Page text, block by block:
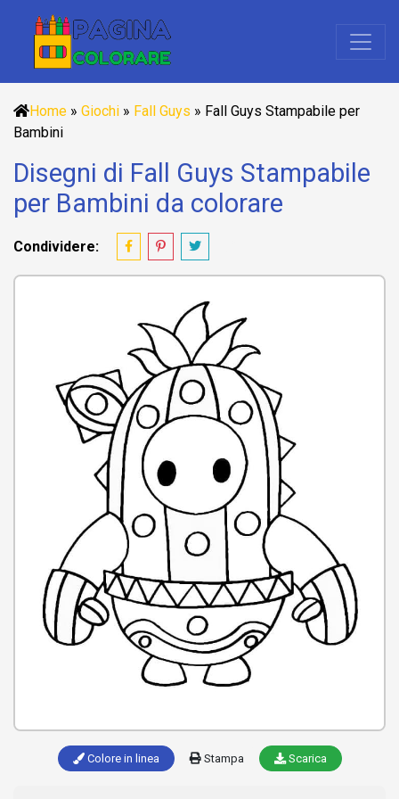
Home » Giochi » Fall Guys » Fall Guys Stampabile per
Bambini
Disegni di Fall Guys Stampabile
per Bambini da colorare
Condividere:
Colore in linea Stampa Scarica